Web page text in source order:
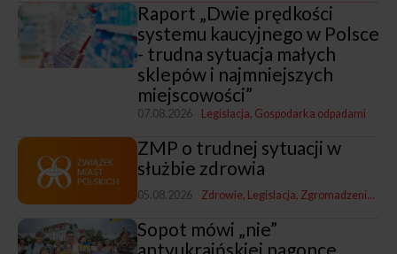
Raport „Dwie prędkości
systemu kaucyjnego w Polsce
- trudna sytuacja małych
sklepów i najmniejszych
miejscowości”
07.08.2026 Legislacja Gospodarka odpadami
ZMP o trudnej sytuacji w
służbie zdrowia
05.08.2026 Zdrowie Legislacja Zgromadzenia i Zarządy ZMP
Sopot mówi „nie”
antyukraińskiej nagonce.